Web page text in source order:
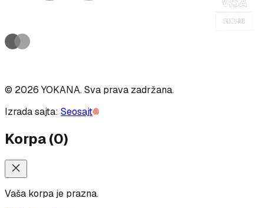
© 2026 YOKANA.Sva prava zadržana.
Izrada sajta: Seosajt
Korpa(0)
Vaša korpa je prazna.